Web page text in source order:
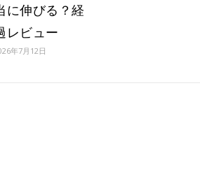
に伸びる？経
レビュー
年7月12日